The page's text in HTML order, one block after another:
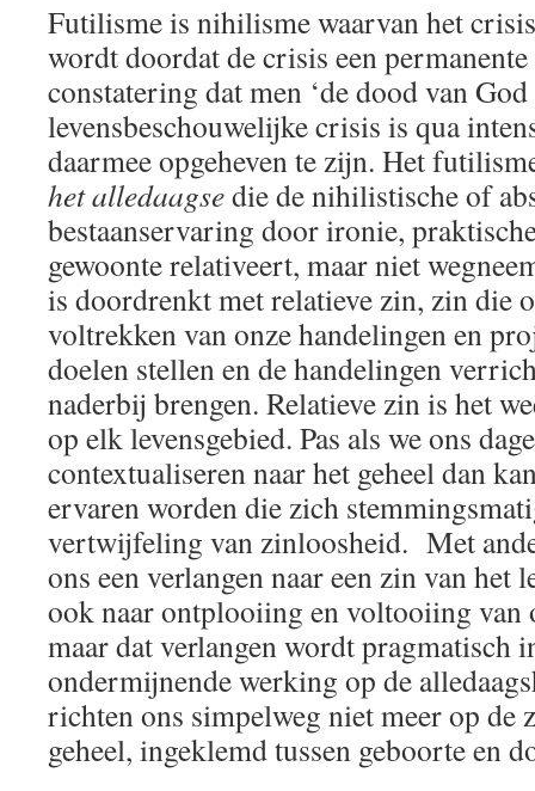
Futilisme is nihilisme waarvan het
wordt doordat de crisis een
constatering dat men ‘de dood van God
levensbeschouwelijke crisis is qua
daarmee opgeheven te zijn. Het
het alledaagsedie de nihilistische of
bestaanservaring door ironie,
gewoonte relativeert, maar niet
is doordrenkt met relatieve zin, zin die
voltrekken van onze handelingen en
doelen stellen en de handelingen
naderbij brengen. Relatieve zin is het
op elk levensgebied. Pas als we ons
contextualiseren naar het geheel dan
ervaren worden die zich
vertwijfeling van zinloosheid. Met
ons een verlangen naar een zin van het
ook naar ontplooiing en voltooiing van
maar dat verlangen wordt pragmatisch
ondermijnende werking op de
richten ons simpelweg niet meer op de
geheel, ingeklemd tussen geboorte en